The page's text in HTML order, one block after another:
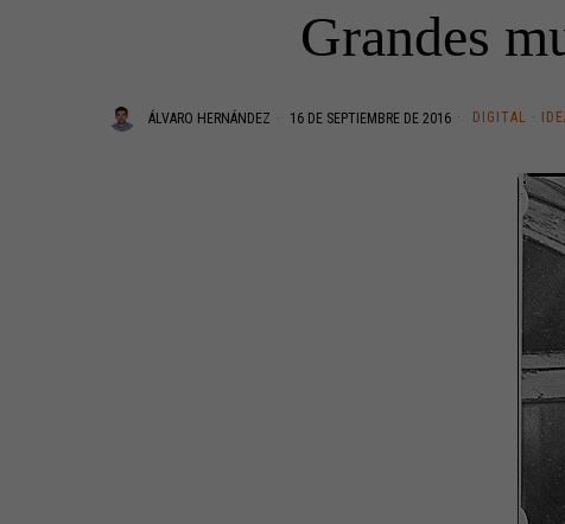
Grandes
ÁLVARO HERNÁNDEZ 16 DE SEPTIEMBRE DE 2016 DIGITAL ·